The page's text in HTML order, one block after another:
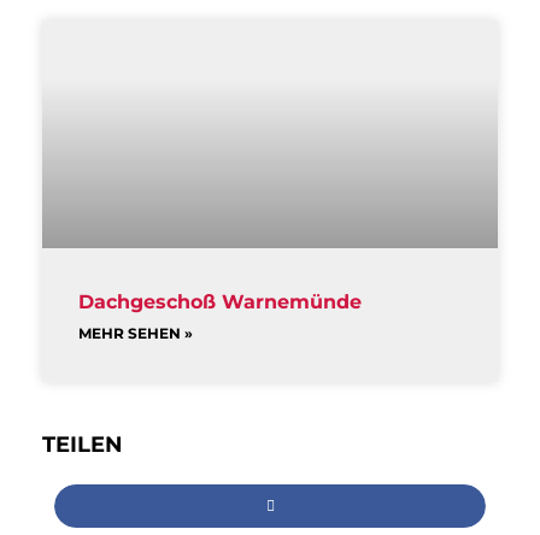
Dachgeschoß Warnemünde
MEHR SEHEN »
TEILEN